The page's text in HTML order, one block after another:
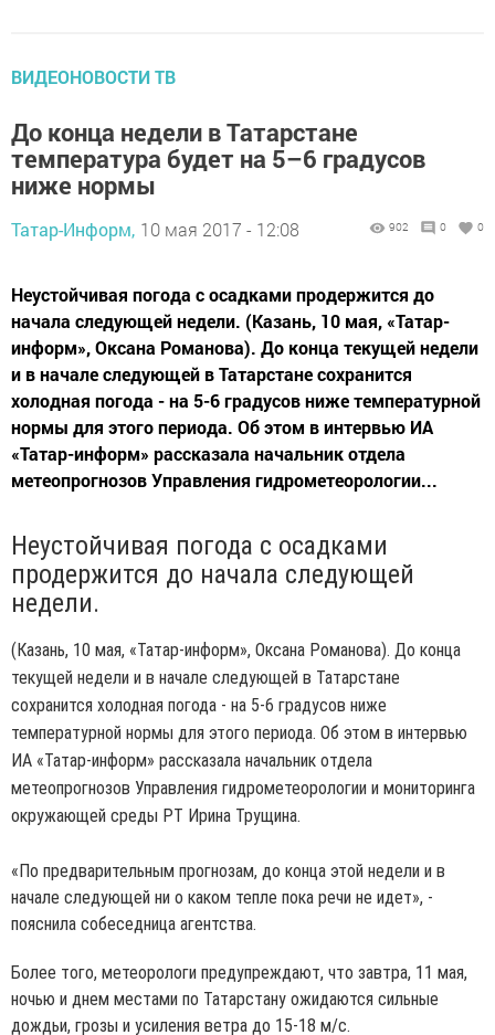
ВИДЕОНОВОСТИ ТВ
До конца недели в Татарстане
температура будет на 5–6 градусов
ниже нормы
Татар-Информ, 10 мая 2017 - 12:08 902 0 0
Неустойчивая погода с осадками продержится до
начала следующей недели. (Казань, 10 мая, «Татар-
информ», Оксана Романова). До конца текущей недели
и в начале следующей в Татарстане сохранится
холодная погода - на 5-6 градусов ниже температурной
нормы для этого периода. Об этом в интервью ИА
«Татар-информ» рассказала начальник отдела
метеопрогнозов Управления гидрометеорологии...
Неустойчивая погода с осадками
продержится до начала следующей
недели.
(Казань, 10 мая, «Татар-информ», Оксана Романова). До конца
текущей недели и в начале следующей в Татарстане
сохранится холодная погода - на 5-6 градусов ниже
температурной нормы для этого периода. Об этом в интервью
ИА «Татар-информ» рассказала начальник отдела
метеопрогнозов Управления гидрометеорологии и мониторинга
окружающей среды РТ Ирина Трущина.
«По предварительным прогнозам, до конца этой недели и в
начале следующей ни о каком тепле пока речи не идет», -
пояснила собеседница агентства.
Более того, метеорологи предупреждают, что завтра, 11 мая,
ночью и днем местами по Татарстану ожидаются сильные
дождьи, грозы и усиления ветра до 15-18 м/с.